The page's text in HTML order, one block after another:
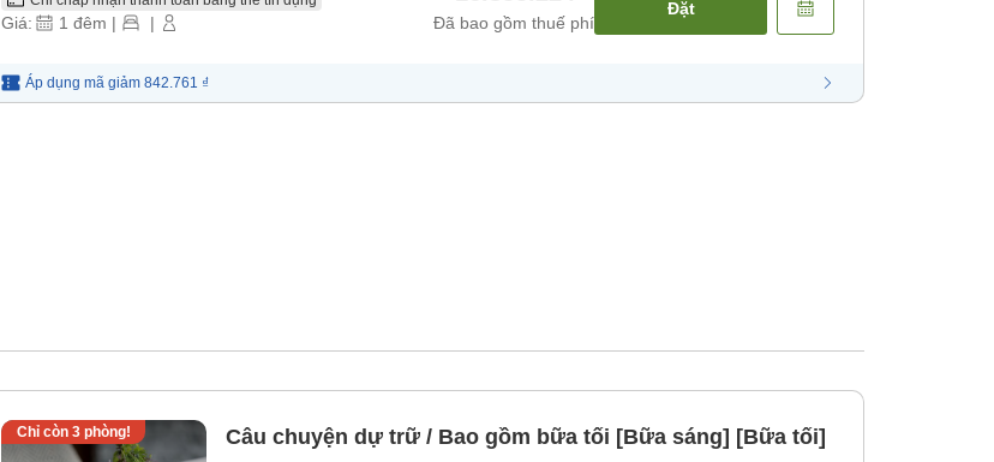
Giá: 1 đêm | | Đã bao gồm thuế phí
Đặt
Áp dụng mã giảm 842.761 ₫
Chỉ còn 3phòng! Câu chuyện dự trữ / Bao gồm bữa tối [Bữa sáng] [Bữa tối]